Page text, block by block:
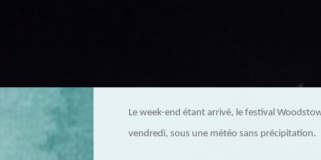
Le week-end étant arrivé, le festival
vendredi, sous une météo sans précipitation.